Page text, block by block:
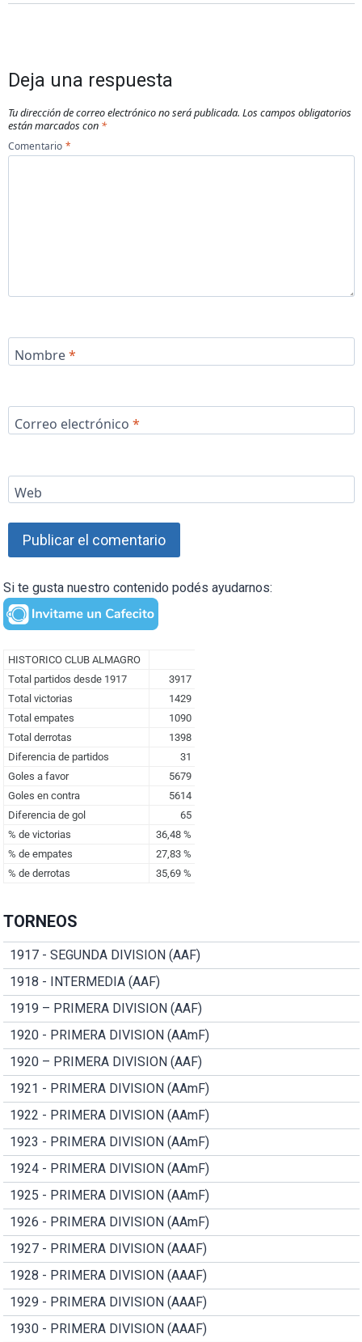
Deja una respuesta
Tu dirección de correo electrónico no será publicada. Los campos obligatorios
están marcados con *
Comentario *
Nombre*
Correo electrónico *
Web
Si te gusta nuestro contenido podés ayudarnos:
TORNEOS
1917 - SEGUNDA DIVISION (AAF)
1918 - INTERMEDIA (AAF)
1919 – PRIMERA DIVISION (AAF)
1920 - PRIMERA DIVISION (AAmF)
1920 – PRIMERA DIVISION (AAF)
1921 - PRIMERA DIVISION (AAmF)
1922 - PRIMERA DIVISION (AAmF)
1923 - PRIMERA DIVISION (AAmF)
1924 - PRIMERA DIVISION (AAmF)
1925 - PRIMERA DIVISION (AAmF)
1926 - PRIMERA DIVISION (AAmF)
1927 - PRIMERA DIVISION (AAAF)
1928 - PRIMERA DIVISION (AAAF)
1929 - PRIMERA DIVISION (AAAF)
1930 - PRIMERA DIVISION (AAAF)